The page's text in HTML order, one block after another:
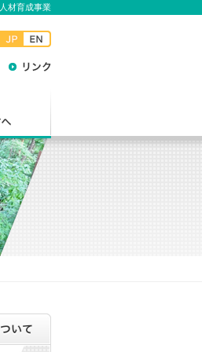
材育成事業